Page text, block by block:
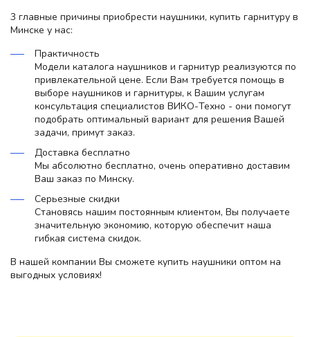
3 главные причины приобрести наушники, купить гарнитуру в
Минске у нас:
Практичность
Модели каталога наушников и гарнитур реализуются по
привлекательной цене. Если Вам требуется помощь в
выборе наушников и гарнитуры, к Вашим услугам
консультация специалистов ВИКО-Техно - они помогут
подобрать оптимальный вариант для решения Вашей
задачи, примут заказ.
Доставка бесплатно
Мы абсолютно бесплатно, очень оперативно доставим
Ваш заказ по Минску.
Серьезные скидки
Становясь нашим постоянным клиентом, Вы получаете
значительную экономию, которую обеспечит наша
гибкая система скидок.
В нашей компании Вы сможете купить наушники оптом на
выгодных условиях!